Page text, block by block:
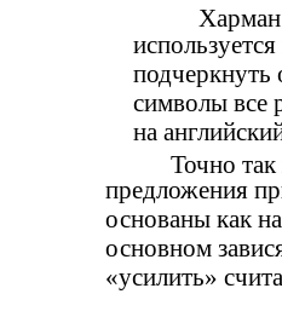
Харман
символы все
на
Точно
предложения
основаны как
основном
«усилить»